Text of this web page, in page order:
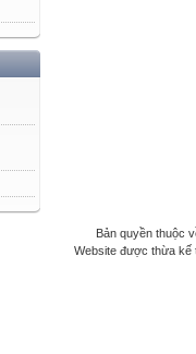
Bản quyền thuộc
Website được thừa